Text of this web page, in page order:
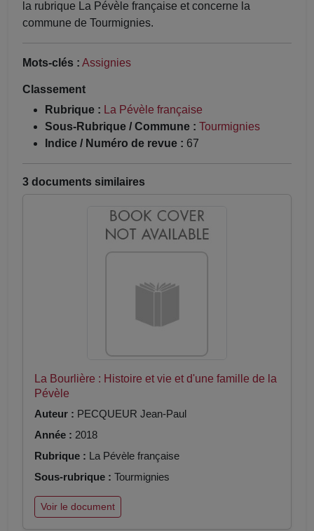
la rubrique La Pévèle française et concerne la
commune de Tourmignies.
Mots-clés : Assignies
Classement
Rubrique : La Pévèle française
Sous-Rubrique / Commune : Tourmignies
Indice / Numéro de revue : 67
3 documents similaires
La Bourlière : Histoire et vie et d'une famille de la
Pévèle
Auteur : PECQUEUR Jean-Paul
Année : 2018
Rubrique : La Pévèle française
Sous-rubrique : Tourmignies
Voir le document